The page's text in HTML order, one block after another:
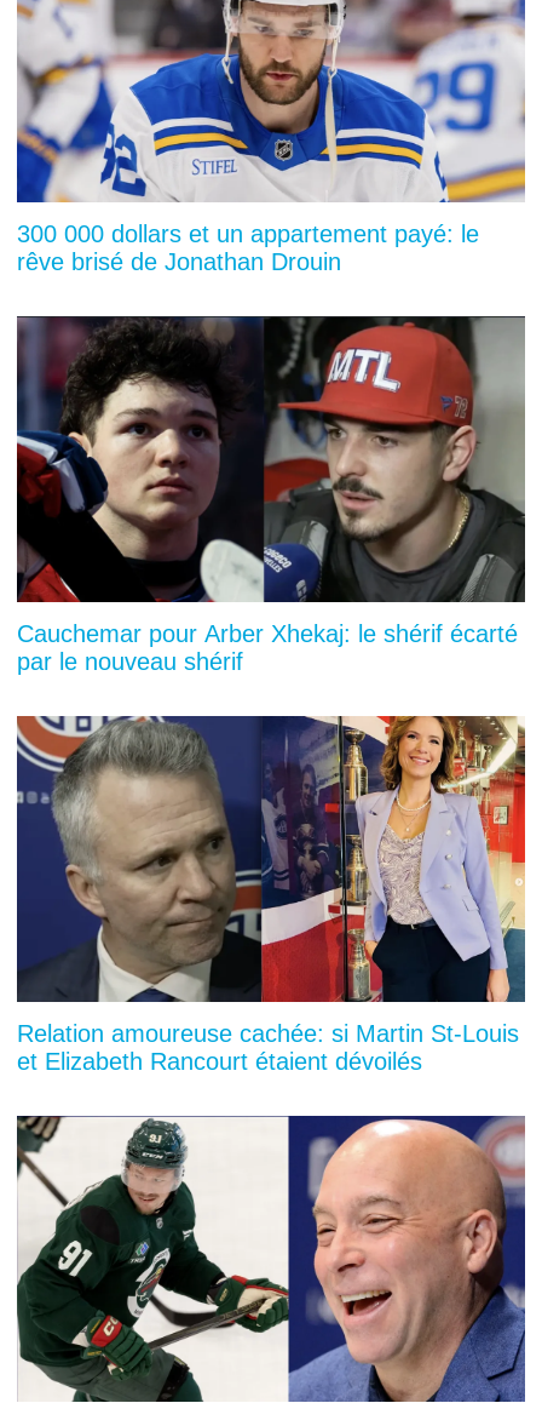
300 000 dollars et un appartement payé: le
rêve brisé de Jonathan Drouin
Cauchemar pour Arber Xhekaj: le shérif écarté
par le nouveau shérif
Relation amoureuse cachée: si Martin St-Louis
et Elizabeth Rancourt étaient dévoilés